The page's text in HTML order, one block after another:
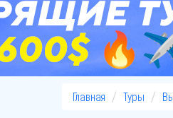
Главная Туры